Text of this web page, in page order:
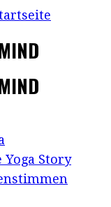
Yoga Story